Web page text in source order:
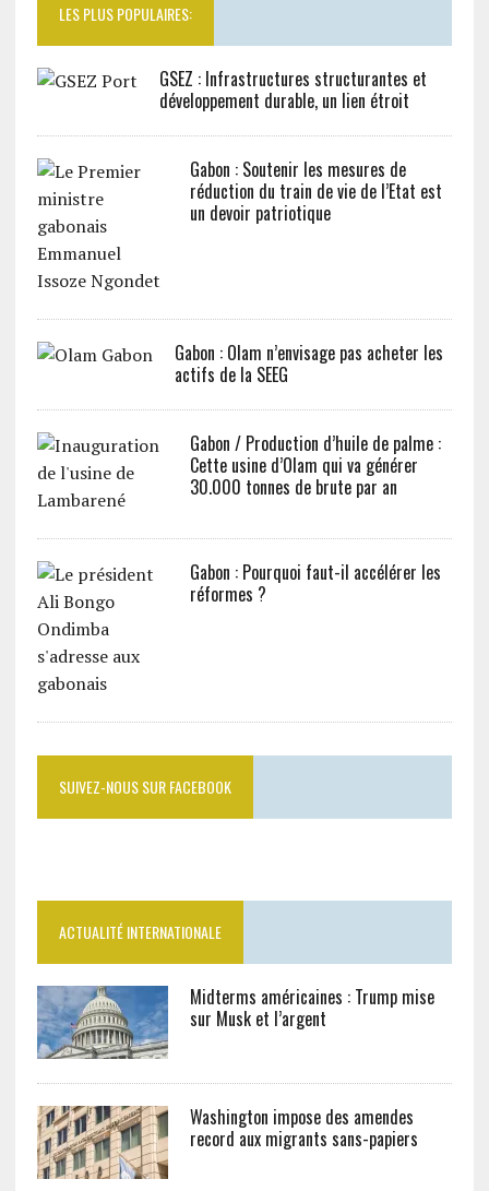
LES PLUS POPULAIRES:
GSEZ : Infrastructures structurantes et
développement durable, un lien étroit
Gabon : Soutenir les mesures de
réduction du train de vie de l’Etat est
un devoir patriotique
Gabon : Olam n’envisage pas acheter les
actifs de la SEEG
Gabon / Production d’huile de palme :
Cette usine d’Olam qui va générer
30.000 tonnes de brute par an
Gabon : Pourquoi faut-il accélérer les
réformes ?
SUIVEZ-NOUS SUR FACEBOOK
ACTUALITÉ INTERNATIONALE
Midterms américaines : Trump mise
sur Musk et l’argent
Washington impose des amendes
record aux migrants sans-papiers